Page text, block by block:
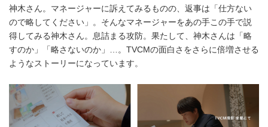
神木さん。マネージャーに訴えてみるものの、返事は「仕方ない
ので略してください」。そんなマネージャーをあの手この手で説
得してみる神木さん。息詰まる攻防。果たして、神木さんは「略
すのか」「略さないのか」…。TVCMの面白さをさらに倍増させる
ようなストーリーになっています。